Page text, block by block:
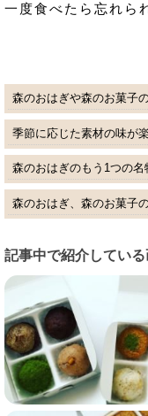
一度食べたら忘れら
森のおはぎや森のお菓子
季節に応じた素材の味が
森のおはぎのもう1つの名
森のおはぎ、森のお菓子
記事中で紹介してい